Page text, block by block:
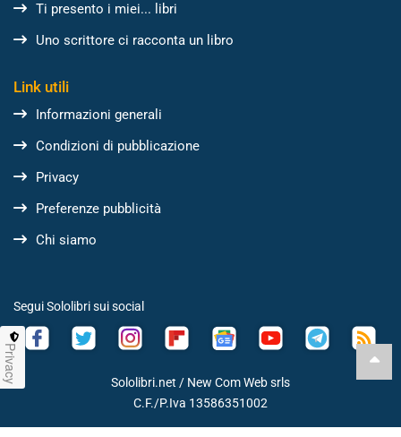
Ti presento i miei... libri
Uno scrittore ci racconta un libro
Link utili
Informazioni generali
Condizioni di pubblicazione
Privacy
Preferenze pubblicità
Chi siamo
Segui Sololibri sui social
Sololibri.net / New Com Web srls
C.F./P.Iva 13586351002
Privacy